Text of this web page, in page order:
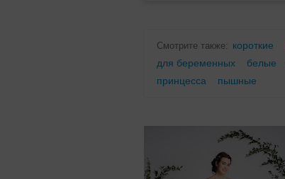
Смотрите также: короткие
для беременных
белые
принцесса
пышные